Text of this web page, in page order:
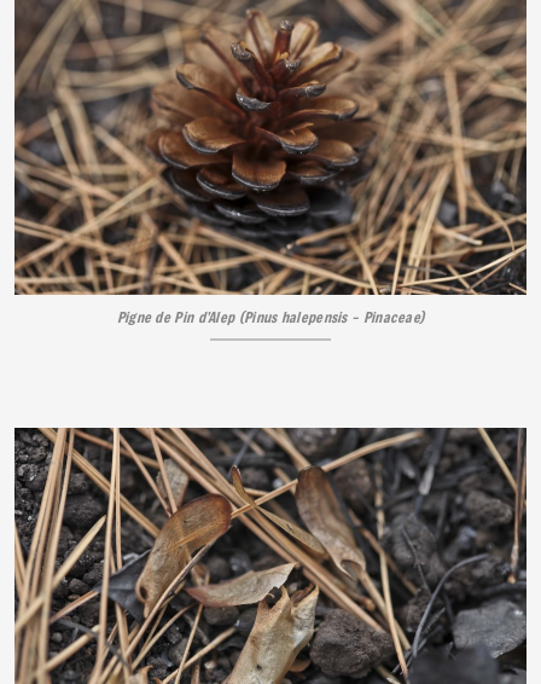
Pigne de Pin d’Alep (Pinus halepensis – Pinaceae)